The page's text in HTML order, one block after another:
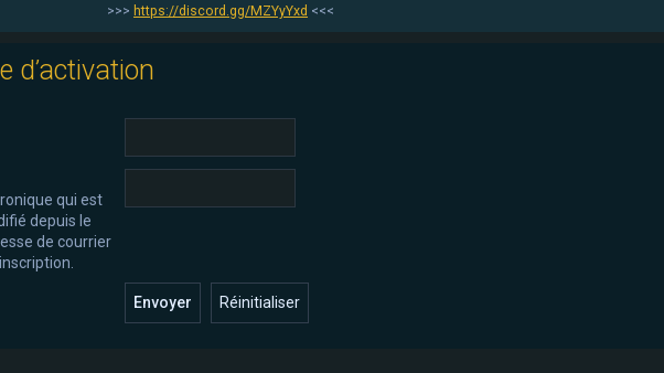
>>> https://discord.gg/MZYyYxd <<<
d’activation
qui est
depuis le
de courrier